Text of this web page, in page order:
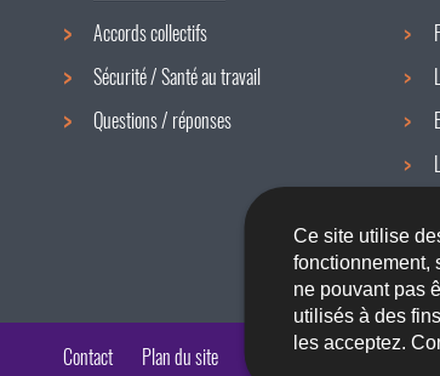
Ce site utilise
fonctionnement,
ne pouvant pas
utilisés à des
les acceptez.
de
navigation
Accords collectifs
Sécurité / Santé au travail
Questions / réponses
Contact Plan du site A propos du site